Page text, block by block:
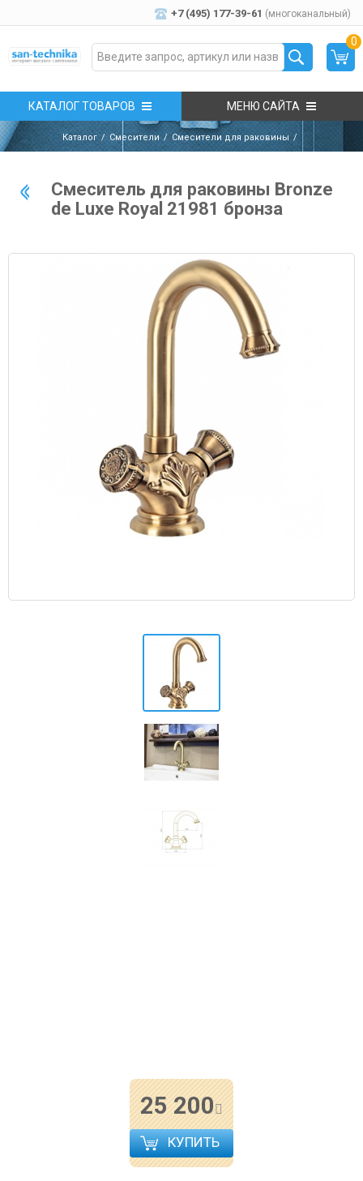
+7 (495) 177-39-61 (многоканальный)
0
КАТАЛОГ ТОВАРОВ МЕНЮ САЙТА
Каталог Смесители Смесители для раковины
Смеситель для раковины Bronze
de Luxe Royal 21981 бронза
25 200
КУПИТЬ